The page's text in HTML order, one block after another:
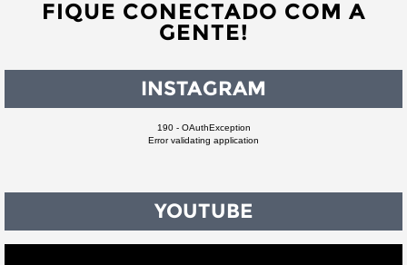
FIQUE CONECTADO COM A
GENTE!
INSTAGRAM
190 - OAuthException
Error validating application
YOUTUBE